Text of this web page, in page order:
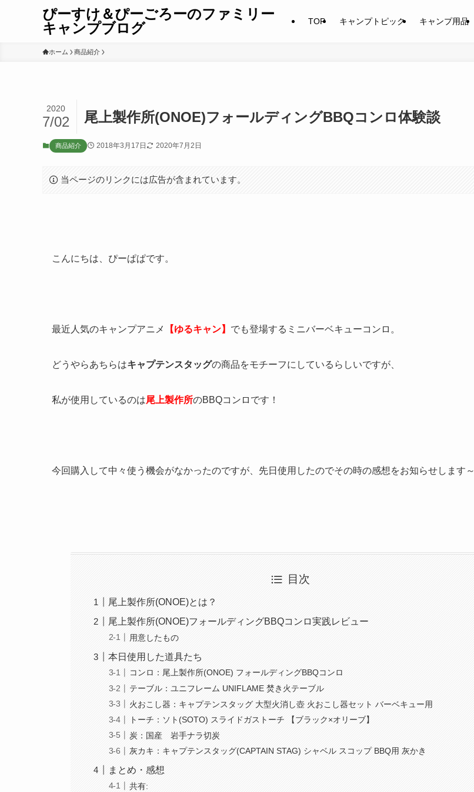
ぴーすけ＆ぴーごろーのファミリー
キャンプブログ
TOP キャンプトピック キャンプ用品
ホーム 商品紹介
尾上製作所(ONOE)フォールディングBBQコンロ体験談
2020
7/02
商品紹介 2018年3月17日 2020年7月2日
当ページのリンクには広告が含まれています。
こんにちは、ぴーぱぱです。
最近人気のキャンプアニメ 【ゆるキャン】 でも登場するミニバーベキューコンロ。
どうやらあちらはキャプテンスタッグの商品をモチーフにしているらしいですが、
私が使用しているのは尾上製作所のBBQコンロです！
今回購入して中々使う機会がなかったのですが、先日使用したのでその時の感想をお知らせします～
目次
尾上製作所(ONOE)とは？
尾上製作所(ONOE)フォールディングBBQコンロ実践レビュー
用意したもの
本日使用した道具たち
コンロ：尾上製作所(ONOE) フォールディングBBQコンロ
テーブル：ユニフレーム UNIFLAME 焚き火テーブル
火おこし器：キャプテンスタッグ 大型火消し壺 火おこし器セット バーベキュー用
トーチ：ソト(SOTO) スライドガストーチ 【ブラック×オリーブ】
炭：国産 岩手ナラ切炭
灰カキ：キャプテンスタッグ(CAPTAIN STAG) シャベル スコップ BBQ用 灰かき
まとめ・感想
共有: